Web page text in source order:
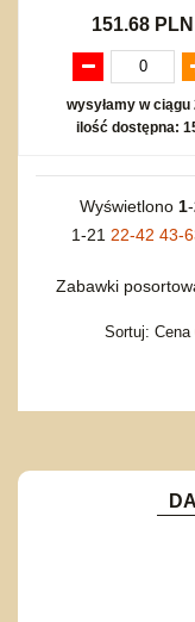
151.68 PLN
wysyłamy w ciągu
ilość dostępna:
Wyświetlono 1-
1-21 22-42 43-
Zabawki
Sortuj: Cena